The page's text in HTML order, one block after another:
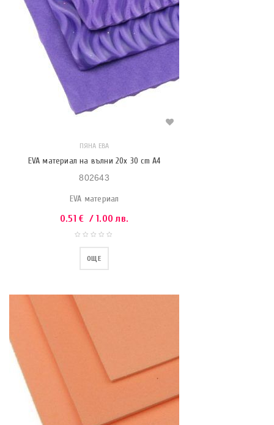
ПЯНА ЕВА
EVA материал на вълни 20x 30 cm A4
802643
EVA материал
0.51€ / 1.00 лв.
ОЩЕ